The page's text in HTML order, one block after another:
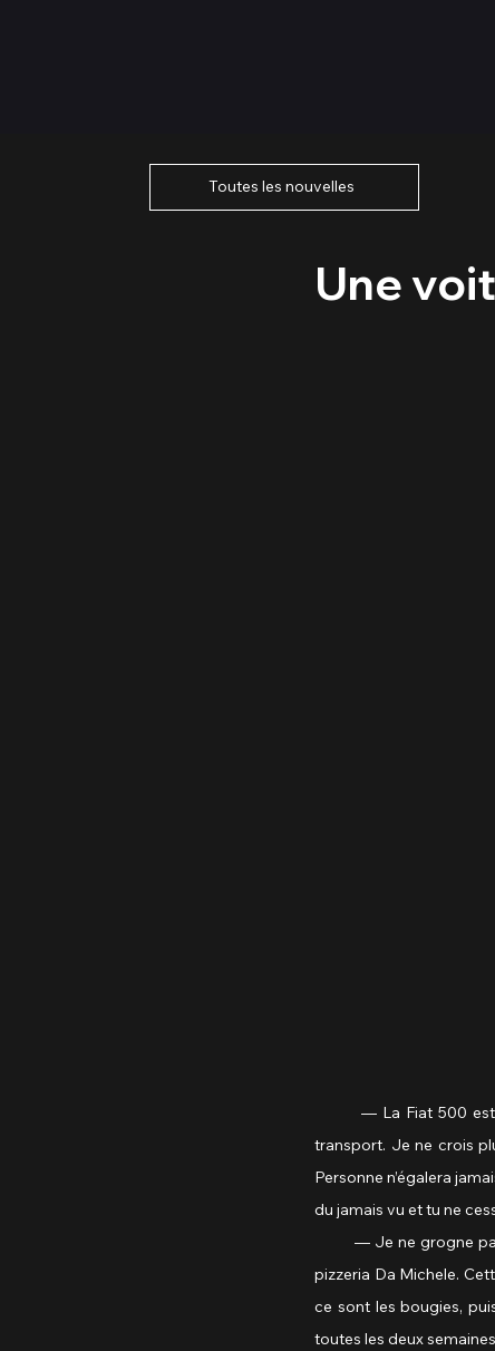
Toutes les nouvelles
Une
	— La Fiat 500 est la voiture la plus puissante de toute l’Italie. Moi je ne crois pas aux autres moyens de
transport. Je ne crois
Personne n’égalera
du jamais vu et tu ne
— Je ne grogne pas
pizzeria Da Michele.
ce sont les bougies,
toutes les deux